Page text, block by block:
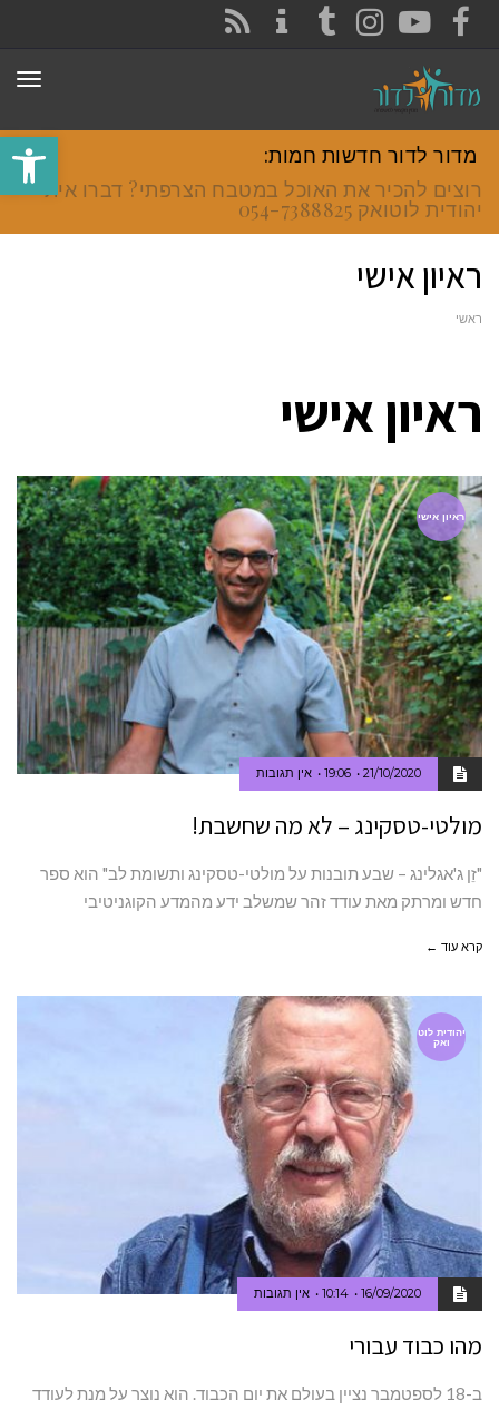
פתח
FACEBOOK
YOUTUBE
INSTAGRAM
TUMBLR
מדור לדור חדשות חמות:
רוצים להכיר את האוכל במטבח הצרפתי? דברו איתי
יהודית לוטואק 054-7388825.
ראיון אישי
ראשי
ראיון אישי
ראיון אישי
21/10/2020
19:06 אין תגובות
מולטי-טסקינג – לא מה שחשבת!
"זֵן ג'אגלינג – שבע תובנות על מולטי-טסקינג ותשומת לב" הוא ספר
חדש ומרתק מאת עודד זהר שמשלב ידע מהמדע הקוגניטיבי
קרא עוד ←
יהודית לוט
ואק
16/09/2020
10:14 אין תגובות
מהו כבוד עבורי
ב-18 לספטמבר נציין בעולם את יום הכבוד. הוא נוצר על מנת לעודד